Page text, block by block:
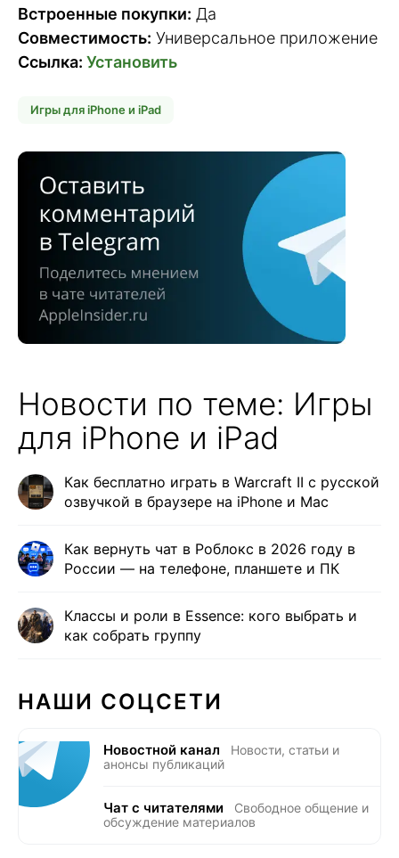
Встроенные покупки: Да
Совместимость: Универсальное приложение
Ссылка: Установить
Игры для iPhone и iPad
Новости по теме: Игры
для iPhone и iPad
Как бесплатно играть в Warcraft II с русской
озвучкой в браузере на iPhone и Mac
Как вернуть чат в Роблокс в 2026 году в
России — на телефоне, планшете и ПК
Классы и роли в Essence: кого выбрать и
как собрать группу
НАШИ СОЦСЕТИ
Новостной канал
Новости, статьи и
анонсы публикаций
Чат с читателями
Свободное общение и
обсуждение материалов